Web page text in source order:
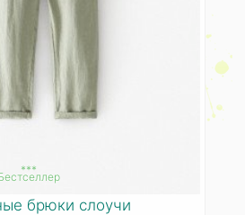
***
брюки слоучи